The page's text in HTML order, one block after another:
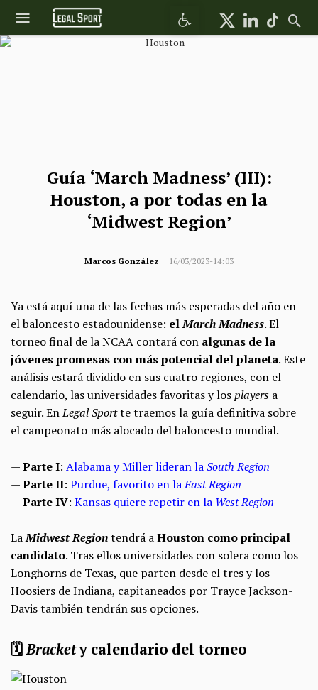
Abrir barra de herramientas
Guía ‘March Madness’ (III):
Houston, a por todas en la
‘Midwest Region’
Marcos González 16/03/2023-14:03
Ya está aquí una de las fechas más esperadas del año en
el baloncesto estadounidense: elMarch Madness. El
torneo final de la NCAA contará con algunas de la
jóvenes promesas con más potencial del planeta. Este
análisis estará dividido en sus cuatro regiones, con el
calendario, las universidades favoritas y losplayers a
seguir. EnLegal Sportte traemos la guía definitiva sobre
el campeonato más alocado del baloncesto mundial.
—Parte I: Alabama y Miller lideran laSouth Region
—Parte II: Purdue, favorito en laEast Region
—Parte IV: Kansas quiere repetir en la West Region
LaMidwest Regiontendrá aHouston como principal
candidato. Tras ellos universidades con solera como los
Longhorns de Texas, que parten desde el tres y los
Hoosiers de Indiana, capitaneados por Trayce Jackson-
Davis también tendrán sus opciones.
🗓️Brackety calendario del torneo